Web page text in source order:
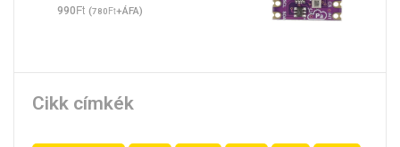
990Ft (780Ft+ÁFA)
Cikk címkék